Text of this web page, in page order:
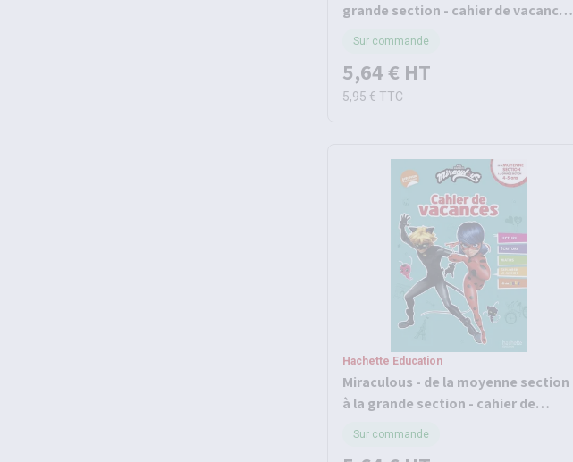
grande section - cahier de vacances
Sur commande
5,64 € HT
5,95 € TTC
Hachette Education
Miraculous - de la moyenne section
à la grande section - cahier de
vacances 2026
Sur commande